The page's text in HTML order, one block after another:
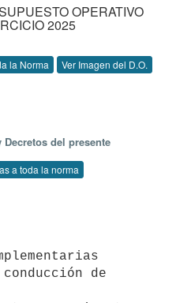
OPERATIVO
2025
la Norma Ver Imagen del D.O.
del presente
a toda la norma